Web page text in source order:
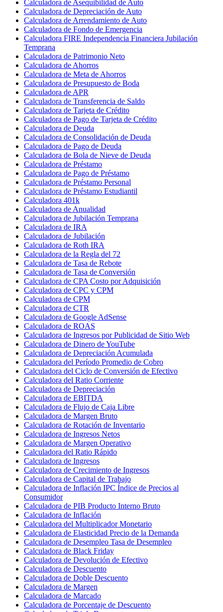
Calculadora de Asequibilidad de Auto
Calculadora de Depreciación de Auto
Calculadora de Arrendamiento de Auto
Calculadora de Fondo de Emergencia
Calculadora FIRE Independencia Financiera Jubilación
Temprana
Calculadora de Patrimonio Neto
Calculadora de Ahorros
Calculadora de Meta de Ahorros
Calculadora de Presupuesto de Boda
Calculadora de APR
Calculadora de Transferencia de Saldo
Calculadora de Tarjeta de Crédito
Calculadora de Pago de Tarjeta de Crédito
Calculadora de Deuda
Calculadora de Consolidación de Deuda
Calculadora de Pago de Deuda
Calculadora de Bola de Nieve de Deuda
Calculadora de Préstamo
Calculadora de Pago de Préstamo
Calculadora de Préstamo Personal
Calculadora de Préstamo Estudiantil
Calculadora 401k
Calculadora de Anualidad
Calculadora de Jubilación Temprana
Calculadora de IRA
Calculadora de Jubilación
Calculadora de Roth IRA
Calculadora de la Regla del 72
Calculadora de Tasa de Rebote
Calculadora de Tasa de Conversión
Calculadora de CPA Costo por Adquisición
Calculadora de CPC y CPM
Calculadora de CPM
Calculadora de CTR
Calculadora de Google AdSense
Calculadora de ROAS
Calculadora de Ingresos por Publicidad de Sitio Web
Calculadora de Dinero de YouTube
Calculadora de Depreciación Acumulada
Calculadora del Período Promedio de Cobro
Calculadora del Ciclo de Conversión de Efectivo
Calculadora del Ratio Corriente
Calculadora de Depreciación
Calculadora de EBITDA
Calculadora de Flujo de Caja Libre
Calculadora de Margen Bruto
Calculadora de Rotación de Inventario
Calculadora de Ingresos Netos
Calculadora de Margen Operativo
Calculadora del Ratio Rápido
Calculadora de Ingresos
Calculadora de Crecimiento de Ingresos
Calculadora de Capital de Trabajo
Calculadora de Inflación IPC Índice de Precios al
Consumidor
Calculadora de PIB Producto Interno Bruto
Calculadora de Inflación
Calculadora del Multiplicador Monetario
Calculadora de Elasticidad Precio de la Demanda
Calculadora de Desempleo Tasa de Desempleo
Calculadora de Black Friday
Calculadora de Devolución de Efectivo
Calculadora de Descuento
Calculadora de Doble Descuento
Calculadora de Margen
Calculadora de Marcado
Calculadora de Porcentaje de Descuento